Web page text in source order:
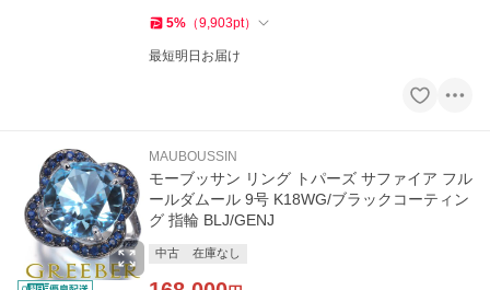
5% （9,903pt）
最短明日お届け
MAUBOUSSIN
モーブッサン リング トパーズ サファイア フル
ールダムール 9号 K18WG/ブラックコーティン
グ 指輪 BLJ/GENJ
中古 在庫なし